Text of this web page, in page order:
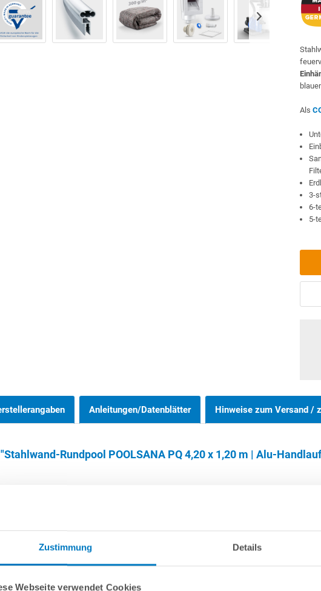
Zustimmung Details
Webseite verwendet Cookies
Als
3-
6-
5-
Anleitungen/Datenblätter Hinweise zum Versand /
Rundpool POOLSANA PQ 4,20 x 1,20 m | Alu-
Rundbecken:
Alle Rundpools 1,20 m und 1,35 m können wahlweise
50 cm) zwingend vonnöten. Bitte beachten Sie, dass der eingelassene
Beton-Bodenplatte - unabhängig von der Poolgröße sowie auch von der